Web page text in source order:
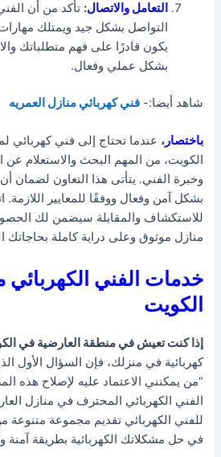
التعامل والاتصال: تأكد من أن
التواصل بشكل جيد ويمتلك
يكون قادرًا على فهم متطلباتك
بشكل عملي وفعال.
شاهد أيضا:-فني كهربائي منازل العمريه
باختصار، عندما تحتاج إلى فني كهربائي
الكويت، من المهم البحث والاستعلام عن
وخبرة الفني. يتأتى هذا التعاون لضمان
بشكل آمن وفعال ووفقًا للمعايير اللازمة.
للاستكشاف والمقابلة سيضمن لك
منازل موثوق وعلى دراية كاملة بحاجاتك
خدمات الفني الكهربائي
الكويت
إذا كنت تعيش في منطقة العارضية في
كهربائية في منزلك، فإن السؤال الأول
“من يمكنني الاعتماد عليه لإصلاح هذه
الفني الكهربائي المحترف في منازل
للفني الكهربائي تقديم مجموعة
في حل مشكلاتك الكهربائية بطريقة آمنة